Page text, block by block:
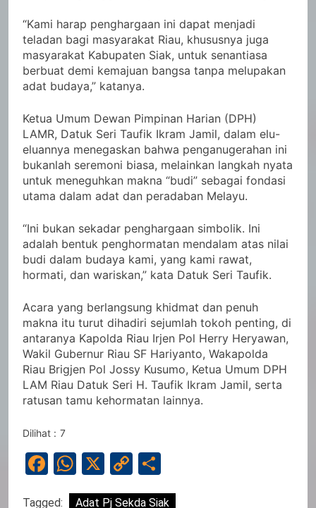
“Kami harap penghargaan ini dapat menjadi
teladan bagi masyarakat Riau, khususnya juga
masyarakat Kabupaten Siak, untuk senantiasa
berbuat demi kemajuan bangsa tanpa melupakan
adat budaya,” katanya.
Ketua Umum Dewan Pimpinan Harian (DPH)
LAMR, Datuk Seri Taufik Ikram Jamil, dalam elu-
eluannya menegaskan bahwa penganugerahan ini
bukanlah seremoni biasa, melainkan langkah nyata
untuk meneguhkan makna “budi” sebagai fondasi
utama dalam adat dan peradaban Melayu.
“Ini bukan sekadar penghargaan simbolik. Ini
adalah bentuk penghormatan mendalam atas nilai
budi dalam budaya kami, yang kami rawat,
hormati, dan wariskan,” kata Datuk Seri Taufik.
Acara yang berlangsung khidmat dan penuh
makna itu turut dihadiri sejumlah tokoh penting, di
antaranya Kapolda Riau Irjen Pol Herry Heryawan,
Wakil Gubernur Riau SF Hariyanto, Wakapolda
Riau Brigjen Pol Jossy Kusumo, Ketua Umum DPH
LAM Riau Datuk Seri H. Taufik Ikram Jamil, serta
ratusan tamu kehormatan lainnya.
Dilihat : 7
Facebook
WhatsApp
X
Copy
Link
Tagged: Adat Pj Sekda Siak